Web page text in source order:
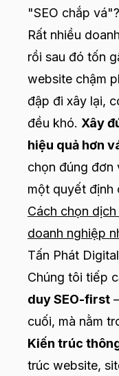
"SEO chắp vá"?
Rất nhiều
rồi sau đó tốn
website chậm
đập đi xây lại,
đều khó. Xây
hiệu quả hơn
chọn đúng đơn
một quyết định
Cách chọn
doanh nghiệp
Tấn Phát
Chúng tôi tiếp
duy SEO-first
cuối, mà nằm
Kiến trúc
trúc website,